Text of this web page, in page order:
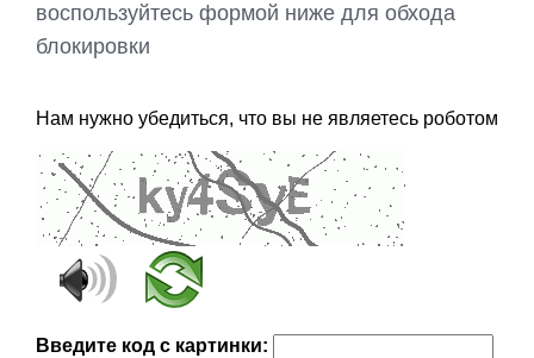
воспользуйтесь формой ниже для обхода
блокировки
Нам нужно убедиться, что вы не являетесь роботом
Введите код с картинки: